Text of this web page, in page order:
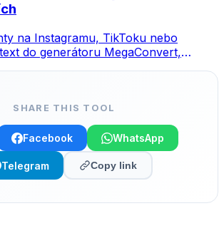
na Instagramu, TikToku nebo
do generátoru MegaConvert,
SHARE THIS TOOL
Facebook WhatsApp
Telegram Copy link